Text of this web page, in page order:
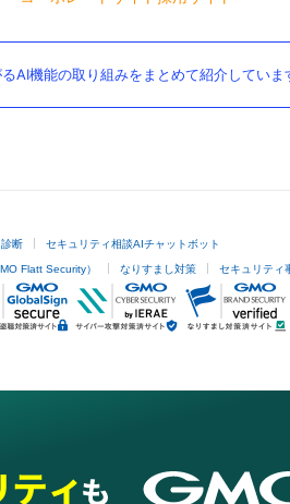
AI機能の取り組みをまとめて紹介していま
断 セキュリティ相談AIチャットボット
Flatt Security） なりすまし対策 セキュリティ